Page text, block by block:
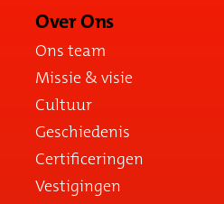
Over Ons
Ons team
Missie & visie
Cultuur
Geschiedenis
Certificeringen
Vestigingen